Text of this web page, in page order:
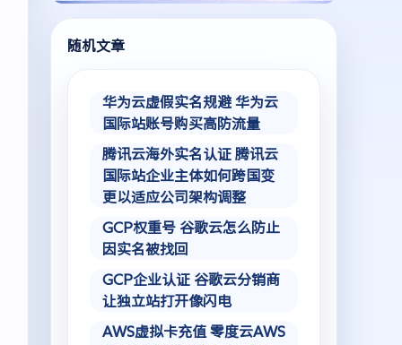
随机文章
华为云虚假实名规避 华为云
国际站账号购买高防流量
腾讯云海外实名认证 腾讯云
国际站企业主体如何跨国变
更以适应公司架构调整
GCP权重号 谷歌云怎么防止
因实名被找回
GCP企业认证 谷歌云分销商
让独立站打开像闪电
AWS虚拟卡充值 零度云AWS